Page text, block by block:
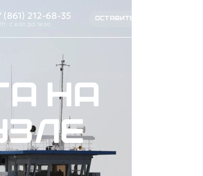
(861) 212-68-35
С 8:00 ДО 18:00
ОСТАВИТЬ ЗАЯВКУ
на